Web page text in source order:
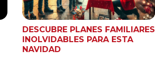
DESCUBRE PLANES FAMILIARES
INOLVIDABLES PARA ESTA
NAVIDAD